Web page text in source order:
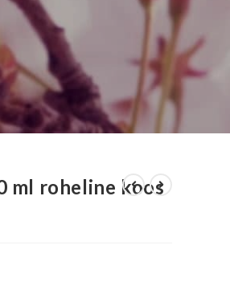
ml roheline koos